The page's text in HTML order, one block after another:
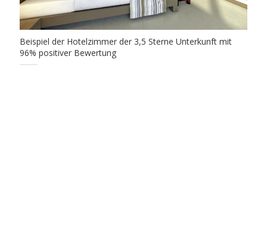
Beispiel der Hotelzimmer der 3,5 Sterne Unterkunft mit
96% positiver Bewertung